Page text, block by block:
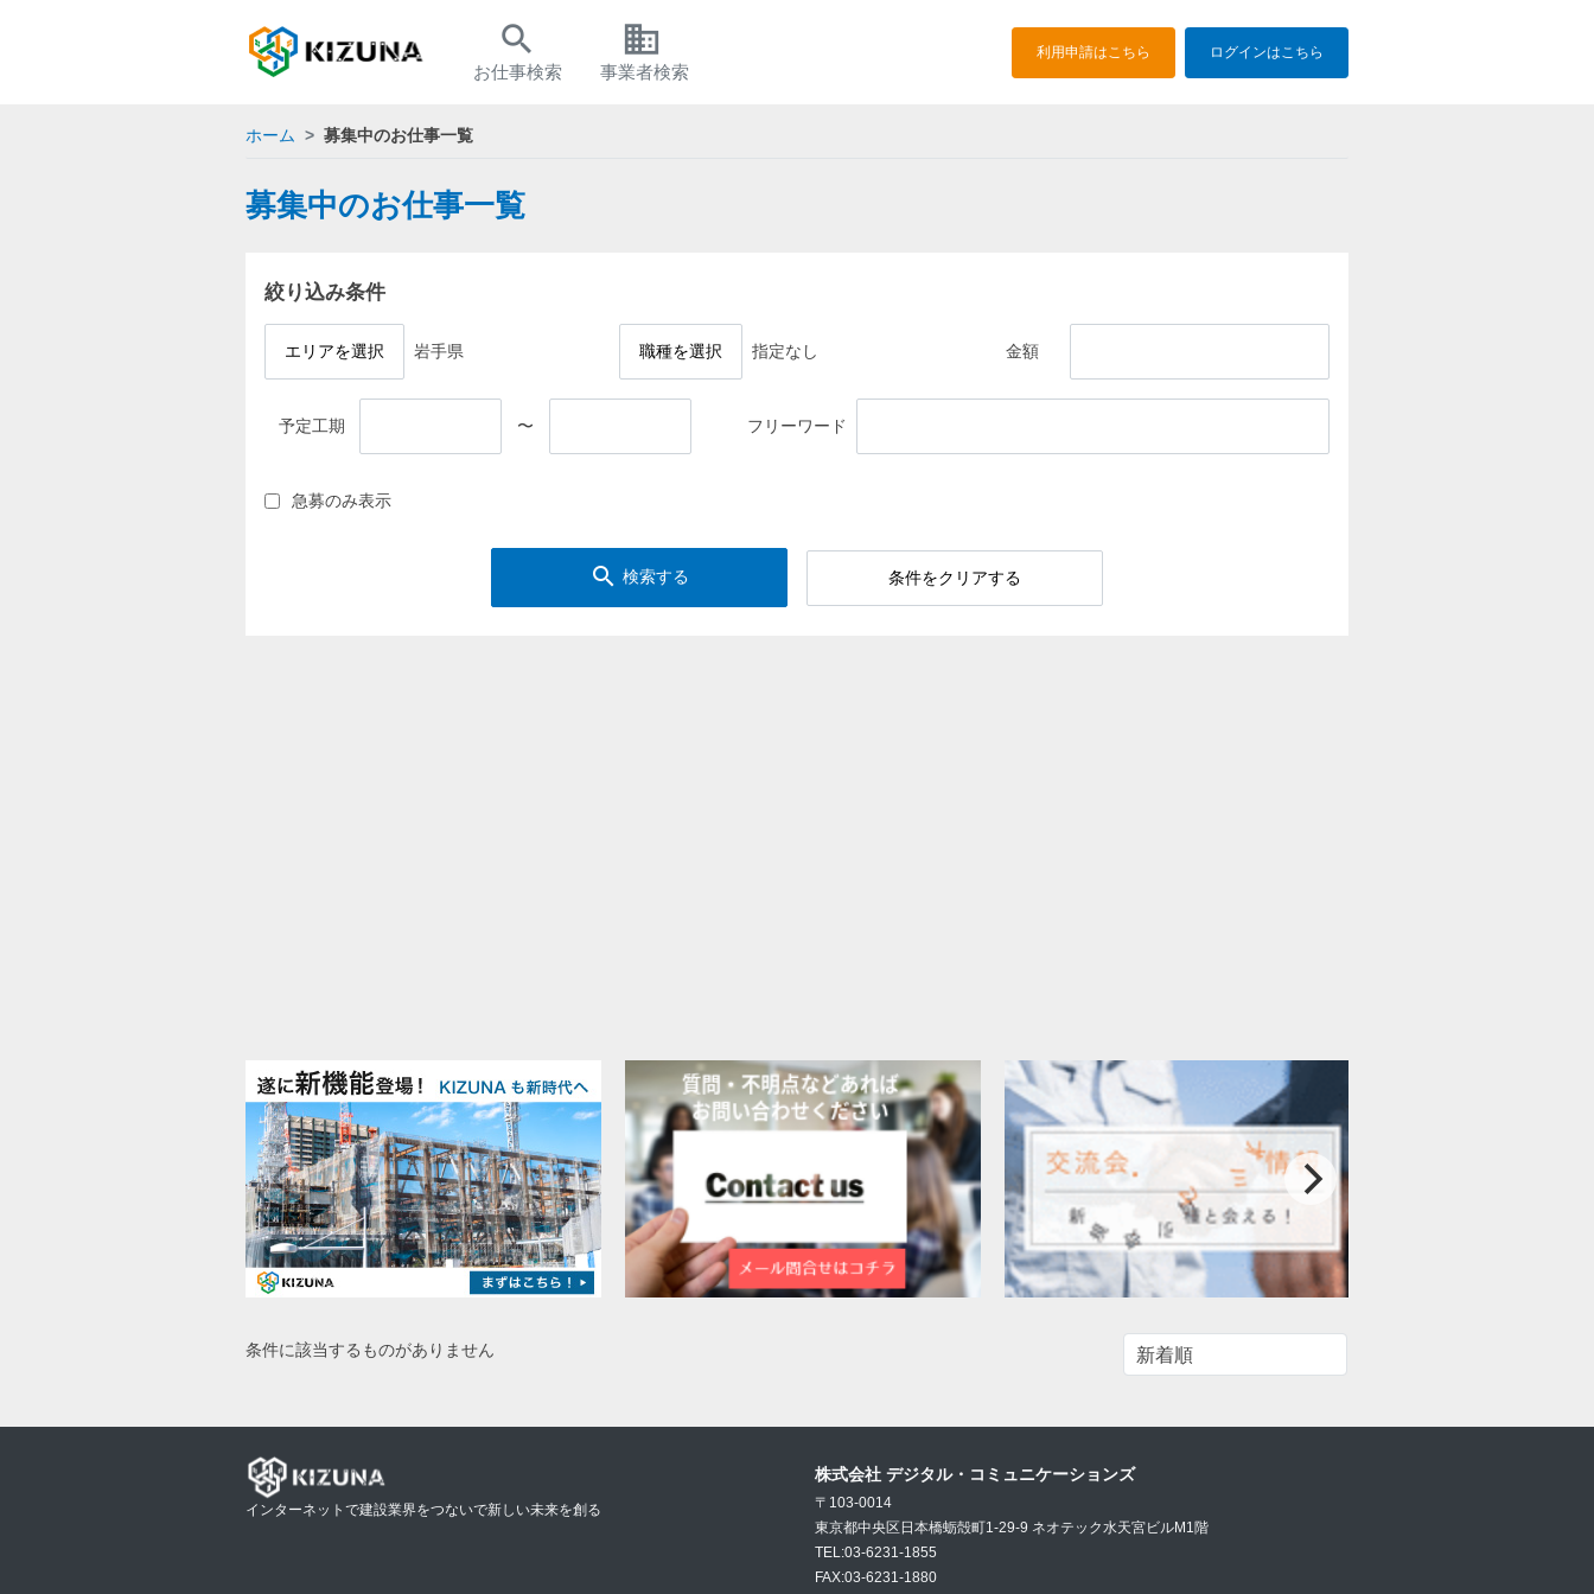
search
お仕事検索
business
事業者検索
利用申請はこちら ログインはこちら
ホーム 募集中のお仕事一覧
募集中のお仕事一覧
絞り込み条件
エリアを選択 岩手県 職種を選択 指定なし 金額
予定工期 〜 フリーワード
急募のみ表示
search 検索する 条件をクリアする
条件に該当するものがありません
インターネットで建設業界をつないで新しい未来を創る
株式会社 デジタル・コミュニケーションズ
〒103-0014
東京都中央区日本橋蛎殻町1-29-9 ネオテック水天宮ビルM1階
TEL:03-6231-1855
FAX:03-6231-1880